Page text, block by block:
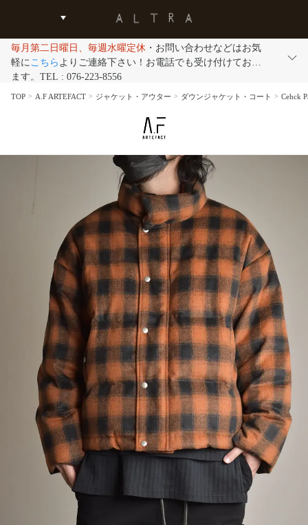
毎月第二日曜日、毎週水曜定休 ・お問い合わせなどはお気
軽にこちら よりご連絡下さい！お電話でも受け付けており
ます。TEL : 076-223-8556
TOP A.F ARTEFACT ジャケット・アウター ダウンジャケット・コート Cehck